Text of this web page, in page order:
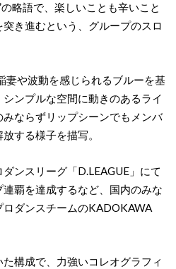
略語で、楽しいことも辛いこと
き進むという、グループのスロ
や波動を感じられるブルーを基
ンプルな空間に動きのあるライ
ならずリップシーンでもメンバ
する様子を描写。
ンスリーグ「D.LEAGUE」にて
覇を達成するなど、国内のみな
ロダンスチームのKADOKAWA
構成で、力強いコレオグラフィ